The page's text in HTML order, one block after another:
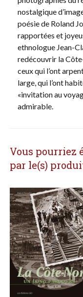
nostalgique
poésie de Roland
rapportées et
ethnologue Jean-
redécouvrir la
ceux qui l’ont
large, qui l’ont
«invitation au
admirable.
Vous pourriez
par le(s)